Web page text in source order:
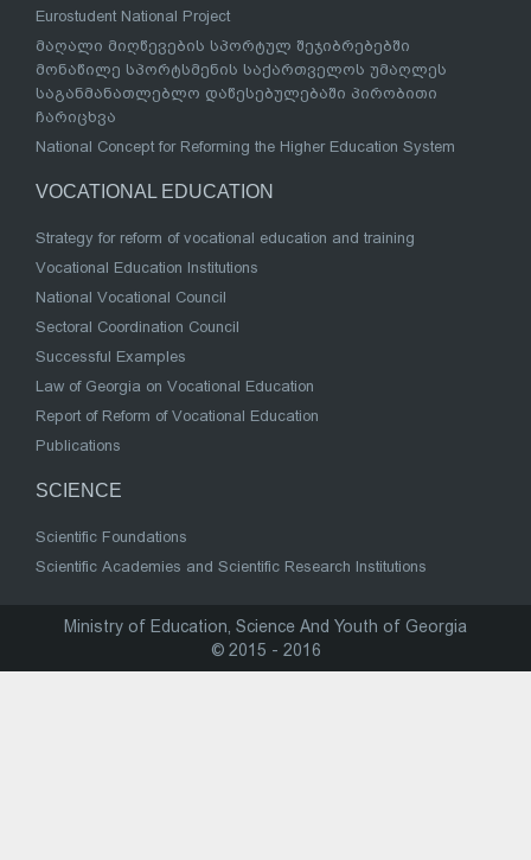
Eurostudent National Project
მაღალი მიღწევების სპორტულ შეჯიბრებებში
მონაწილე სპორტსმენის საქართველოს უმაღლეს
საგანმანათლებლო დაწესებულებაში პირობითი
ჩარიცხვა
National Concept for Reforming the Higher Education System
VOCATIONAL EDUCATION
Strategy for reform of vocational education and training
Vocational Education Institutions
National Vocational Council
Sectoral Coordination Council
Successful Examples
Law of Georgia on Vocational Education
Report of Reform of Vocational Education
Publications
SCIENCE
Scientific Foundations
Scientific Academies and Scientific Research Institutions
Ministry of Education, Science And Youth of Georgia
© 2015 - 2016